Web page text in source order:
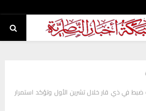
تنفذ 12 عملية ضبط في ذي قار خلال تشرين الأول وتؤكد استمرار